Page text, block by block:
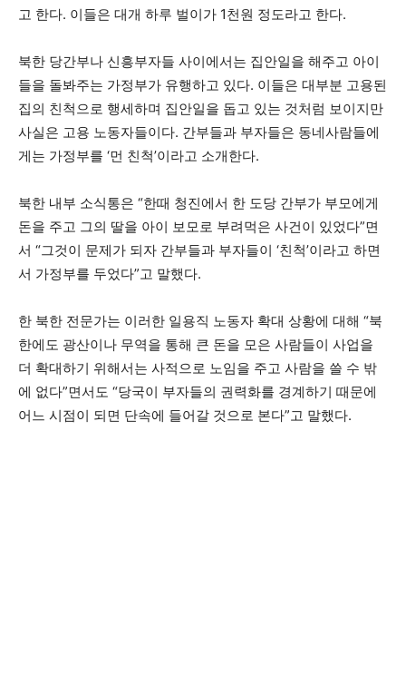
고 한다. 이들은 대개 하루 벌이가 1천원 정도라고 한다.
북한 당간부나 신흥부자들 사이에서는 집안일을 해주고 아이
들을 돌봐주는 가정부가 유행하고 있다. 이들은 대부분 고용된
집의 친척으로 행세하며 집안일을 돕고 있는 것처럼 보이지만
사실은 고용 노동자들이다. 간부들과 부자들은 동네사람들에
게는 가정부를 ‘먼 친척’이라고 소개한다.
북한 내부 소식통은 “한때 청진에서 한 도당 간부가 부모에게
돈을 주고 그의 딸을 아이 보모로 부려먹은 사건이 있었다”면
서 “그것이 문제가 되자 간부들과 부자들이 ‘친척’이라고 하면
서 가정부를 두었다”고 말했다.
한 북한 전문가는 이러한 일용직 노동자 확대 상황에 대해 “북
한에도 광산이나 무역을 통해 큰 돈을 모은 사람들이 사업을
더 확대하기 위해서는 사적으로 노임을 주고 사람을 쓸 수 밖
에 없다”면서도 “당국이 부자들의 권력화를 경계하기 때문에
어느 시점이 되면 단속에 들어갈 것으로 본다”고 말했다.